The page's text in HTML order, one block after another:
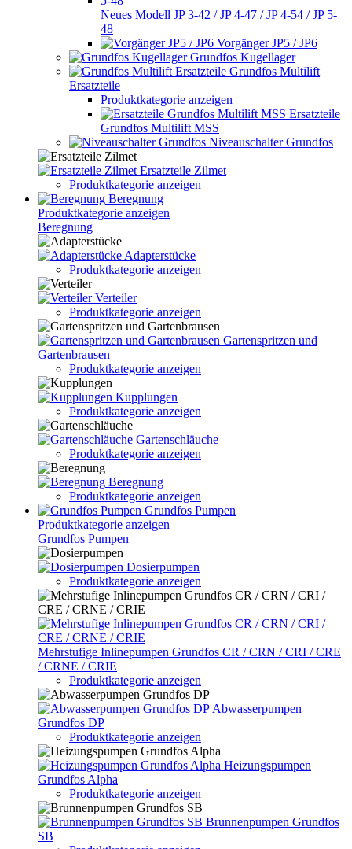
Neues Modell JP 3-42 / JP 4-47 / JP 4-54 / JP 5-
48
Vorgänger JP5 / JP6
Grundfos Kugellager
Grundfos Multilift
Ersatzteile
Produktkategorie anzeigen
Ersatzteile
Grundfos Multilift MSS
Niveauschalter Grundfos
Ersatzteile Zilmet
Produktkategorie anzeigen
Beregnung
Produktkategorie anzeigen
Beregnung
Adapterstücke
Produktkategorie anzeigen
Verteiler
Produktkategorie anzeigen
Gartenspritzen und
Gartenbrausen
Produktkategorie anzeigen
Kupplungen
Produktkategorie anzeigen
Gartenschläuche
Produktkategorie anzeigen
Beregnung
Produktkategorie anzeigen
Grundfos Pumpen
Produktkategorie anzeigen
Grundfos Pumpen
Dosierpumpen
Produktkategorie anzeigen
Mehrstufige Inlinepumpen Grundfos CR / CRN / CRI / CRE
/ CRNE / CRIE
Produktkategorie anzeigen
Abwasserpumpen
Grundfos DP
Produktkategorie anzeigen
Heizungspumpen
Grundfos Alpha
Produktkategorie anzeigen
Brunnenpumpen Grundfos
SB